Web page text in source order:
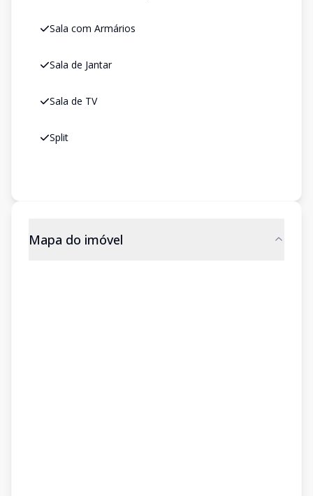
Sala com Armários
Sala de Jantar
Sala de TV
Split
Mapa do imóvel